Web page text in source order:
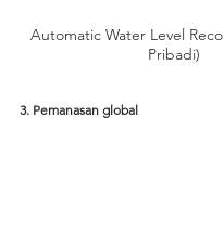
Automatic Water Level
Pribadi)
3. Pemanasan global